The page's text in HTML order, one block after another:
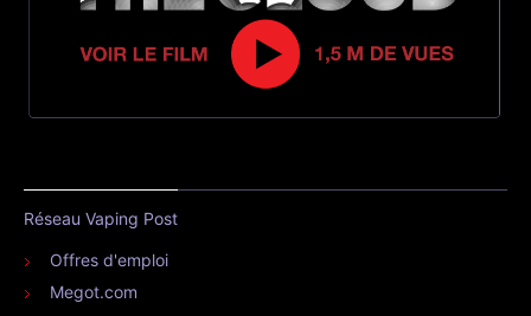
Réseau Vaping Post
Offres d'emploi
Megot.com